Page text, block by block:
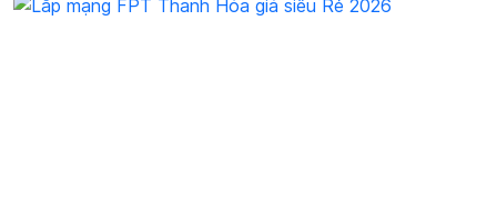
là sợi dây gắn kết...